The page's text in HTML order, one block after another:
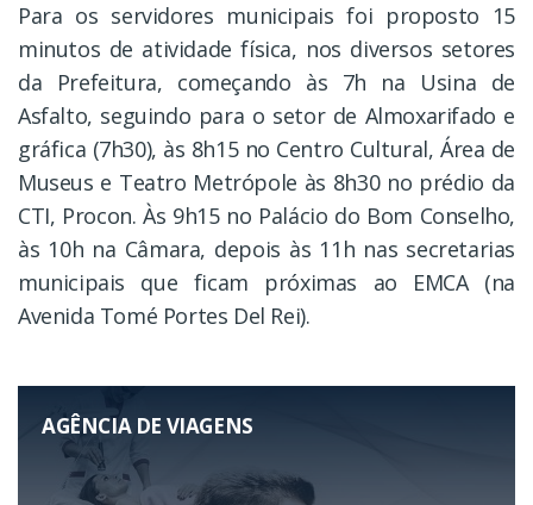
Para os servidores municipais foi proposto 15
minutos de atividade física, nos diversos setores
da Prefeitura, começando às 7h na Usina de
Asfalto, seguindo para o setor de Almoxarifado e
gráfica (7h30), às 8h15 no Centro Cultural, Área de
Museus e Teatro Metrópole às 8h30 no prédio da
CTI, Procon. Às 9h15 no Palácio do Bom Conselho,
às 10h na Câmara, depois às 11h nas secretarias
municipais que ficam próximas ao EMCA (na
Avenida Tomé Portes Del Rei).
AGÊNCIA DE VIAGENS